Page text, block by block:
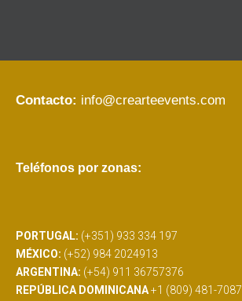
Contacto: info@crearteevents.com
Teléfonos por zonas:
PORTUGAL: (+351) 933 334 197
MÉXICO: (+52) 984 2024913
ARGENTINA: (+54) 911 36757376
REPÚBLICA DOMINICANA+1 (809) 481-7087